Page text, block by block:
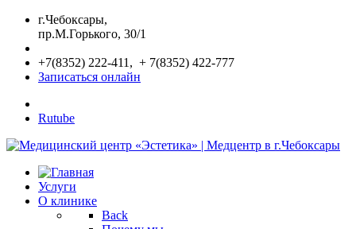
г.Чебоксары,
пр.М.Горького, 30/1
+7(8352) 222-411, + 7(8352) 422-777
Записаться онлайн
Rutube
Услуги
О клинике
Back